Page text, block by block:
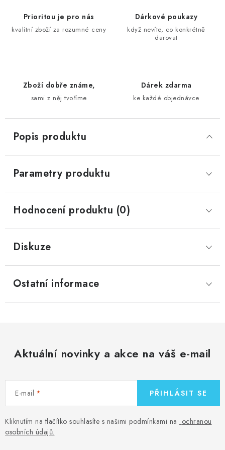
Prioritou je pro nás
kvalitní zboží za rozumné ceny
Dárkové poukazy
když nevíte, co konkrétně
darovat
Zboží dobře známe,
sami z něj tvoříme
Dárek zdarma
ke každé objednávce
Popis produktu
Parametry produktu
Hodnocení produktu (0)
Diskuze
Ostatní informace
Aktuální novinky a akce na váš e-mail
E-mail
Kliknutím na tlačítko souhlasíte s našimi podmínkami na ochranou
osobních údajů.
PŘIHLÁSIT SE